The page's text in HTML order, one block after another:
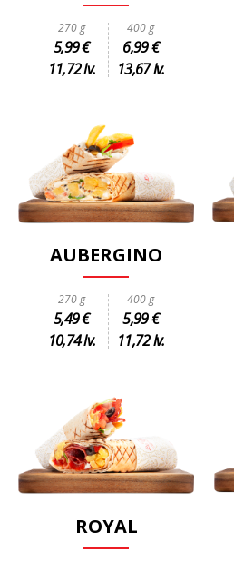
270 g
5,99 €
11,72 lv.
400 g
6,99 €
13,67 lv.
AUBERGINO
270 g
5,49 €
10,74 lv.
400 g
5,99 €
11,72 lv.
ROYAL